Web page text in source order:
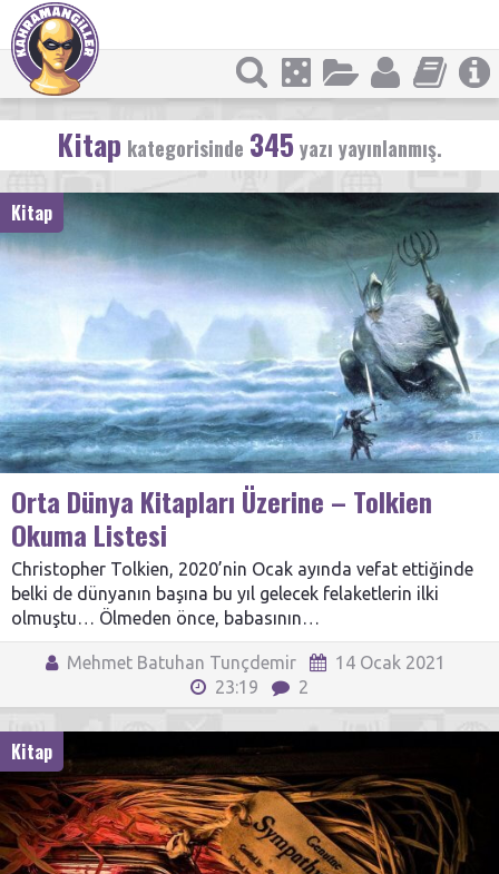
Kitap kategorisinde 345yazı yayınlanmış.
Kitap
Orta Dünya Kitapları Üzerine – Tolkien
Okuma Listesi
Christopher Tolkien, 2020’nin Ocak ayında vefat ettiğinde
belki de dünyanın başına bu yıl gelecek felaketlerin ilki
olmuştu… Ölmeden önce, babasının…
Mehmet Batuhan Tunçdemir
14 Ocak 2021
23:19
2
Kitap